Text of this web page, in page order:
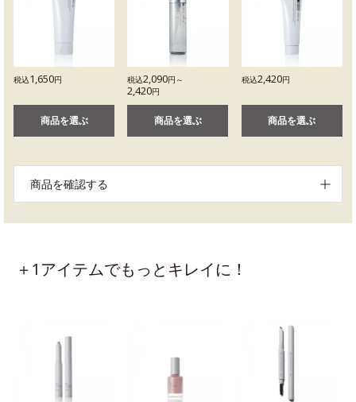
税込1,650円
商品を選ぶ
税込2,090円～
2,420円
商品を選ぶ
税込2,420円
商品を選ぶ
商品を確認する
＋1アイテムでもっとキレイに！